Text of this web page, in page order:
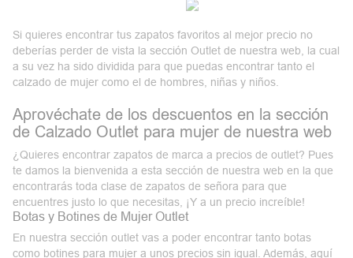
Si quieres encontrar tus zapatos favoritos al mejor precio no
deberías perder de vista lasección Outlet de nuestra web, la cual
a su vez ha sido dividida para que puedas encontrar tanto el
calzado de mujer como el de hombres, niñas y niños.
Aprovéchate de los descuentos en la sección
de Calzado Outlet para mujer de nuestra web
¿Quieres encontrar zapatos de marca a precios de outlet? Pues
te damos la bienvenida a esta sección de nuestra web en la que
encontrarás toda clase de zapatos de señora para que
encuentres justo lo que necesitas, ¡Y a un precio increíble!
Botas y Botines de Mujer Outlet
En nuestra sección outlet vas a poder encontrar tanto botas
como botines para mujer a unos precios sin igual. Además, aquí